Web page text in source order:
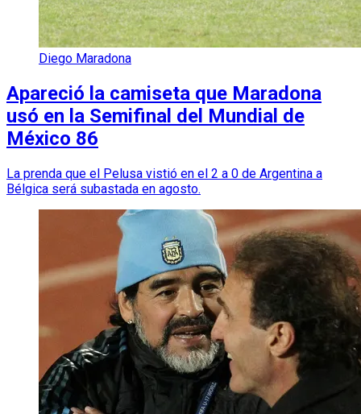
Diego Maradona
Apareció la camiseta que Maradona
usó en la Semifinal del Mundial de
México 86
La prenda que el Pelusa vistió en el 2 a 0 de Argentina a
Bélgica será subastada en agosto.